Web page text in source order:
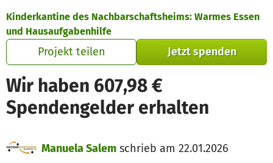
Kinderkantine des Nachbarschaftsheims: Warmes Essen
und Hausaufgabenhilfe
Projekt teilen Jetzt spenden
Wir haben 607,98 €
Spendengelder erhalten
Manuela Salem schrieb am 22.01.2026